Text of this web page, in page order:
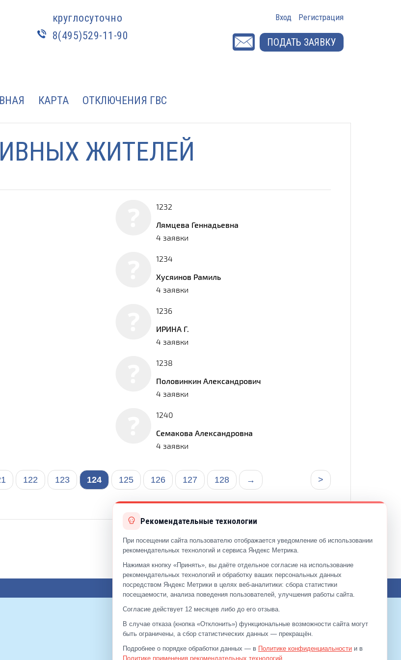
круглосуточно
8(495)529-11-90
Вход Регистрация
ПОДАТЬ ЗАЯВКУ
КАРТА ОТКЛЮЧЕНИЯ ГВС
ЖИТЕЛЕЙ
1232
Лямцева Геннадьевна
4 заявки
1234
Хусяинов Рамиль
4 заявки
1236
ИРИНА Г.
4 заявки
1238
Половинкин Александрович
4 заявки
1240
Семакова Александровна
4 заявки
122 123 124 125 126 127 128 >
→
8(495)529-11-90
Рекомендательные технологии
При посещении сайта пользователю отображается уведомление об использовании
рекомендательных технологий и сервиса Яндекс Метрика.
Нажимая кнопку «Принять», вы даёте отдельное согласие на использование
рекомендательных технологий и обработку ваших персональных данных
посредством Яндекс Метрики в целях веб‑аналитики: сбора статистики
посещаемости, анализа поведения пользователей, улучшения работы сайта.
Согласие действует 12 месяцев либо до его отзыва.
В случае отказа (кнопка «Отклонить») функциональные возможности сайта могут
быть ограничены, а сбор статистических данных — прекращён.
Подробнее о порядке обработки данных — в Политике конфиденциальности и в
Политике применения рекомендательных технологий